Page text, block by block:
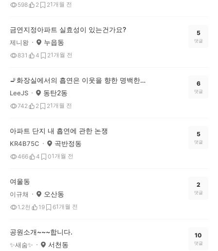
598 2 21개월 전
금연지정아파트 실효성이 있는건가요?
제니왕 누읍동
831 4 21개월 전
5
댓글
🚬화장실에서의 흡연은 이웃을 향한 명백한 폭력
LeeJS 동탄2동
742 2 21개월 전
6
댓글
아파트 단지 내 흡연에 관한 논쟁
KR4B75C 곡반정동
466 4 01개월 전
5
댓글
여울동
이규채 오산동
1.2천 19 61개월 전
2
댓글
공원소개~~~합니다.
✨️새숨✨️ 서천동
10
댓글